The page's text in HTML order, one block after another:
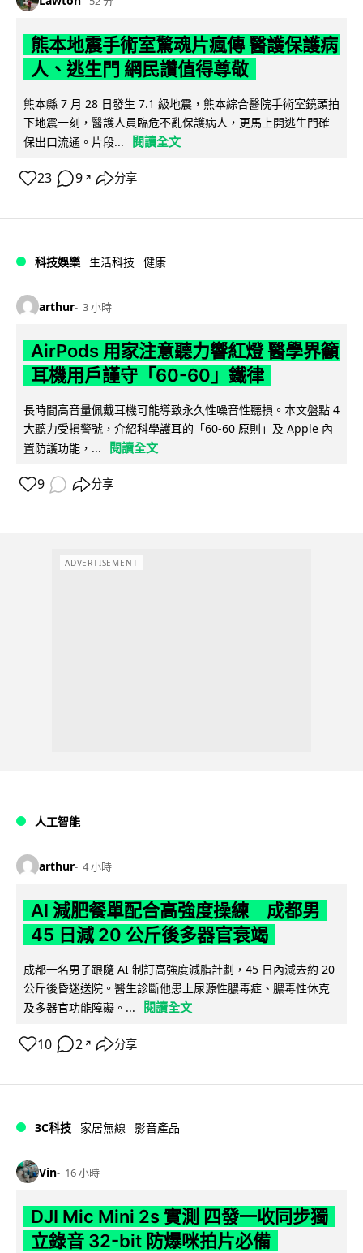
熊本地震手術室驚魂片瘋傳 醫護保護病
人、逃生門 網民讚值得尊敬
熊本縣 7 月 28 日發生 7.1 級地震，熊本綜合醫院手術室鏡頭拍
下地震一刻，醫護人員臨危不亂保護病人，更馬上開逃生門確
保出口流通。片段...
閱讀全文
23 9 ↗ 分享
科技娛樂 生活科技 健康
arthur 3 小時
AirPods 用家注意聽力響紅燈 醫學界籲
耳機用戶謹守「60-60」鐵律
長時間高音量佩戴耳機可能導致永久性噪音性聽損。本文盤點 4
大聽力受損警號，介紹科學護耳的「60-60 原則」及 Apple 內
置防護功能，...
閱讀全文
9 分享
ADVERTISEMENT
人工智能
arthur 4 小時
AI 減肥餐單配合高強度操練 成都男
45 日減 20 公斤後多器官衰竭
成都一名男子跟隨 AI 制訂高強度減脂計劃，45 日內減去約 20
公斤後昏迷送院。醫生診斷他患上尿源性膿毒症、膿毒性休克
及多器官功能障礙。...
閱讀全文
10 2 ↗ 分享
3C科技 家居無線 影音產品
Vin 16 小時
DJI Mic Mini 2s 實測 四發一收同步獨
立錄音 32-bit 防爆咪拍片必備